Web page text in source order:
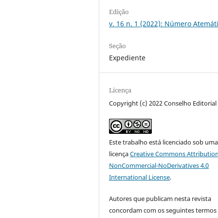
Edição
v. 16 n. 1 (2022): Número
Seção
Expediente
Licença
Copyright (c) 2022 Conselho Editorial
Este trabalho está licenciado sob uma
licençaCreative Commons
NonCommercial-NoDerivatives 4.0
International License.
Autores que publicam nesta revista
concordam com os seguintes termos